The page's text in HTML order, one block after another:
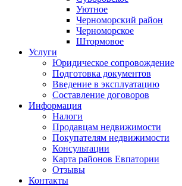
Уютное
Черноморский район
Черноморское
Штормовое
Услуги
Юридическое сопровождение
Подготовка документов
Введение в эксплуатацию
Составление договоров
Информация
Налоги
Продавцам недвижимости
Покупателям недвижимости
Консультации
Карта районов Евпатории
Отзывы
Контакты